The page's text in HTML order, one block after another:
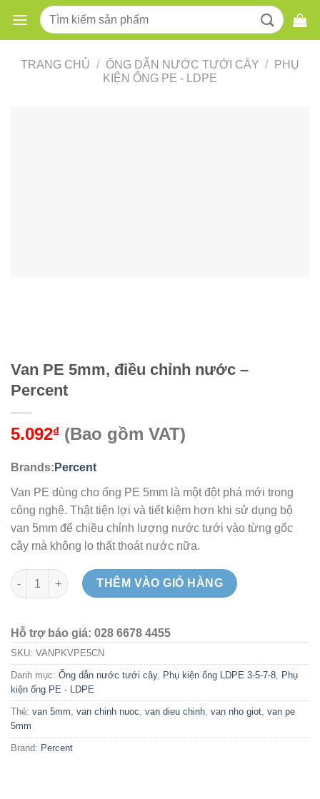
content
Tìm
kiếm:
TRANG CHỦ / ỐNG DẪN NƯỚC TƯỚI CÂY /
PHỤ
KIỆN ỐNG PE - LDPE
Van PE 5mm, điều chỉnh nước –
Percent
5.092₫ (Bao gồm VAT)
Brands: Percent
Van PE dùng cho ống PE 5mm là một đột phá mới trong
công nghệ. Thật tiện lợi và tiết kiệm hơn khi sử dụng bộ
van 5mm để chiều chỉnh lượng nước tưới vào từng gốc
cây mà không lo thất thoát nước nữa.
Van PE 5mm, điều chỉnh nước - Percent số lượng
THÊM VÀO GIỎ HÀNG
Hỗ trợ báo giá: 028 6678 4455
SKU: VANPKVPE5CN
Danh mục: Ống dẫn nước tưới cây, Phụ kiện ống LDPE 3-5-7-8, Phụ
kiện ống PE - LDPE
Thẻ: van 5mm, van chinh nuoc, van dieu chinh, van nho giot, van pe
5mm
Brand: Percent